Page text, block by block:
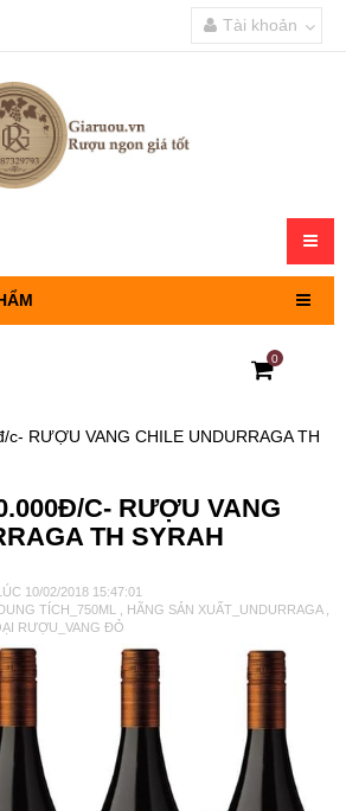
Tài khoản
0
c- RƯỢU VANG CHILE UNDURRAGA TH
C- RƯỢU VANG
TH SYRAH
10/02/2018 15:47:01
TÍCH_750ML HÃNG SẢN XUẤT_UNDURRAGA
RƯỢU_VANG ĐỎ